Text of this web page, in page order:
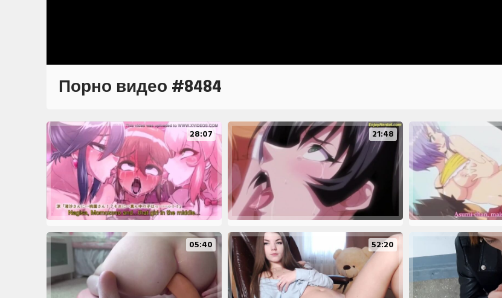
Порно видео #8484
28:07 21:48
05:40 52:20